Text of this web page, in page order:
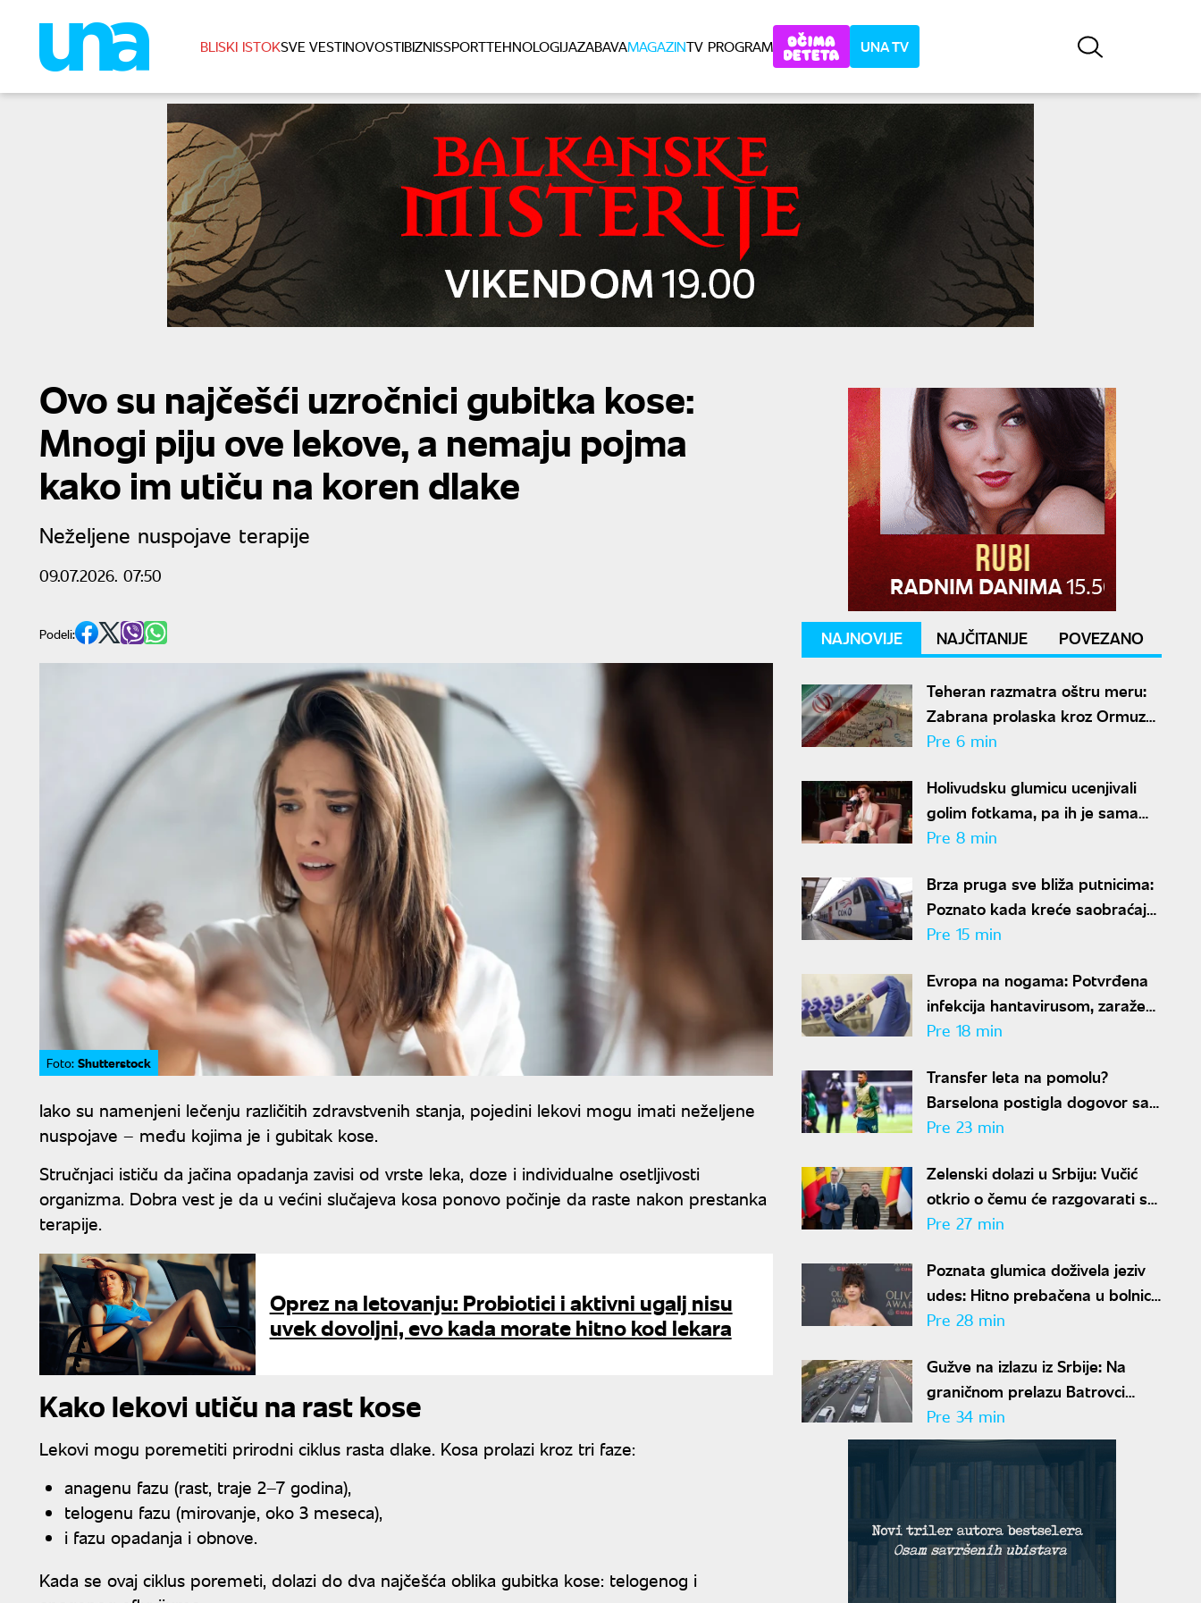
BLISKI ISTOKSVE VESTINOVOSTIBIZNISSPORTTEHNOLOGIJAZABAVAMAGAZINTV PROGRAM UNA TV
Ovo su najčešći uzročnici gubitka kose:
Mnogi piju ove lekove, a nemaju pojma
kako im utiču na koren dlake
Neželjene nuspojave terapije
09.07.2026. 07:50
Podeli:
Foto: Shutterstock
Iako su namenjeni lečenju različitih zdravstvenih stanja, pojedini lekovi mogu imati neželjene
nuspojave – među kojima je i gubitak kose.
Stručnjaci ističu da jačina opadanja zavisi od vrste leka, doze i individualne osetljivosti
organizma. Dobra vest je da u većini slučajeva kosa ponovo počinje da raste nakon prestanka
terapije.
Oprez na letovanju: Probiotici i aktivni ugalj nisu
uvek dovoljni, evo kada morate hitno kod lekara
Kako lekovi utiču na rast kose
Lekovi mogu poremetiti prirodni ciklus rasta dlake. Kosa prolazi kroz tri faze:
anagenu fazu (rast, traje 2–7 godina),
telogenu fazu (mirovanje, oko 3 meseca),
i fazu opadanja i obnove.
Kada se ovaj ciklus poremeti, dolazi do dva najčešća oblika gubitka kose: telogenog i
NAJNOVIJE NAJČITANIJE POVEZANO
Teheran razmatra oštru meru:
Zabrana prolaska kroz Ormuz
za "neprijateljske" brodove
Pre 6 min
Holivudsku glumicu ucenjivali
golim fotkama, pa ih je sama
objavila: Reagovao i FBI
Pre 8 min
Brza pruga sve bliža putnicima:
Poznato kada kreće saobraćaj
između Beograda i Budimpešte
Pre 15 min
Evropa na nogama: Potvrđena
infekcija hantavirusom, zaraženi
turista stavljen u izolaciju
Pre 18 min
Transfer leta na pomolu?
Barselona postigla dogovor sa
Rodrijem
Pre 23 min
Zelenski dolazi u Srbiju: Vučić
otkrio o čemu će razgovarati sa
ukrajinskim predsednikom
Pre 27 min
Poznata glumica doživela jeziv
udes: Hitno prebačena u bolnicu
nakon direktnog sudara
Pre 28 min
Gužve na izlazu iz Srbije: Na
graničnom prelazu Batrovci
najduža zadržavanja, čeka se tri
sata
Pre 34 min